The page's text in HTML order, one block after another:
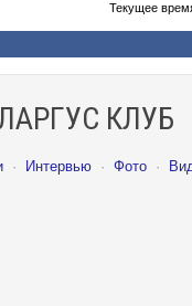
Текущее
КЛУБ
· Интервью · Фото ·